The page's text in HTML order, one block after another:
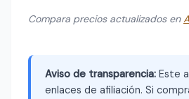
Compara precios actualizados en
Aviso de transparencia: Este
enlaces de afiliación. Si